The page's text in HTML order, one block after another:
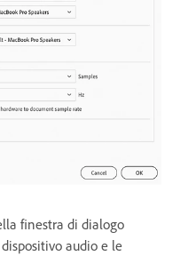
finestra di dialogo
audio e le